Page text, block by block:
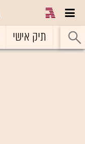
ראשי תיק אישי